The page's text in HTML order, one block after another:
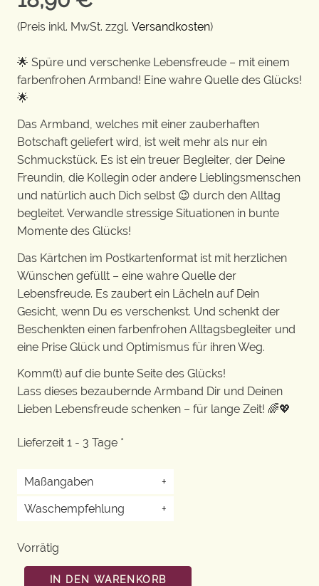
(Preis inkl. MwSt. zzgl. Versandkosten)
🌟 Spüre und verschenke Lebensfreude – mit einem
farbenfrohen Armband! Eine wahre Quelle des Glücks!
🌟
Das Armband, welches mit einer zauberhaften
Botschaft geliefert wird, ist weit mehr als nur ein
Schmuckstück. Es ist ein treuer Begleiter, der Deine
Freundin, die Kollegin oder andere Lieblingsmenschen
und natürlich auch Dich selbst 😉 durch den Alltag
begleitet. Verwandle stressige Situationen in bunte
Momente des Glücks!
Das Kärtchen im Postkartenformat ist mit herzlichen
Wünschen gefüllt – eine wahre Quelle der
Lebensfreude. Es zaubert ein Lächeln auf Dein
Gesicht, wenn Du es verschenkst. Und schenkt der
Beschenkten einen farbenfrohen Alltagsbegleiter und
eine Prise Glück und Optimismus für ihren Weg.
Komm(t) auf die bunte Seite des Glücks!
Lass dieses bezaubernde Armband Dir und Deinen
Lieben Lebensfreude schenken – für lange Zeit! 🌈💖
Lieferzeit 1 - 3 Tage *
Maßangaben
+
Waschempfehlung
+
Vorrätig
IN DEN WARENKORB